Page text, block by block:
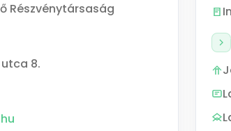
Részvénytársaság
8.